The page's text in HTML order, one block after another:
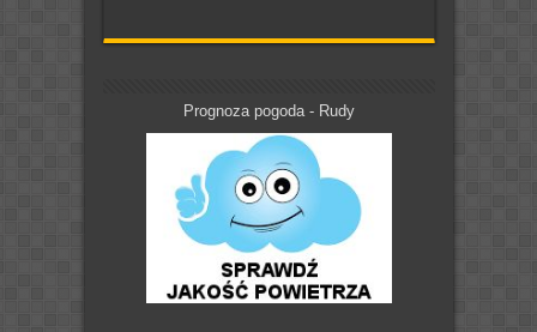
Prognoza pogoda - Rudy